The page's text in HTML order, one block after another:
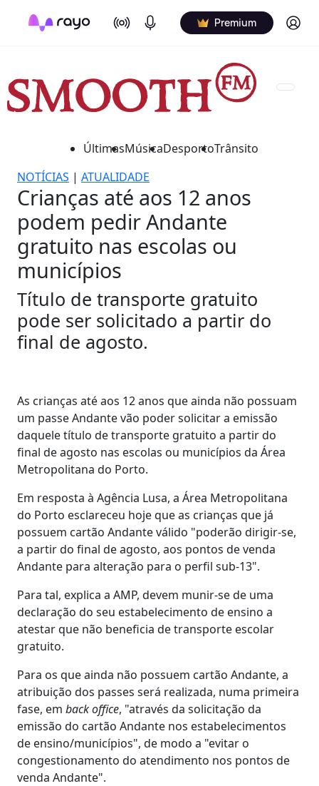
On Air Podcasts Premium Log in
ÚltimasMúsicaDesportoTrânsito
NOTÍCIAS | ATUALIDADE
Crianças até aos 12 anos
podem pedir Andante
gratuito nas escolas ou
municípios
Título de transporte gratuito
pode ser solicitado a partir do
final de agosto.
As crianças até aos 12 anos que ainda não possuam
um passe Andante vão poder solicitar a emissão
daquele título de transporte gratuito a partir do
final de agosto nas escolas ou municípios da Área
Metropolitana do Porto.
Em resposta à Agência Lusa, a Área Metropolitana
do Porto esclareceu hoje que as crianças que já
possuem cartão Andante válido "poderão dirigir-se,
a partir do final de agosto, aos pontos de venda
Andante para alteração para o perfil sub-13".
Para tal, explica a AMP, devem munir-se de uma
declaração do seu estabelecimento de ensino a
atestar que não beneficia de transporte escolar
gratuito.
Para os que ainda não possuem cartão Andante, a
atribuição dos passes será realizada, numa primeira
fase, em back office, "através da solicitação da
emissão do cartão Andante nos estabelecimentos
de ensino/municípios", de modo a "evitar o
congestionamento do atendimento nos pontos de
venda Andante".